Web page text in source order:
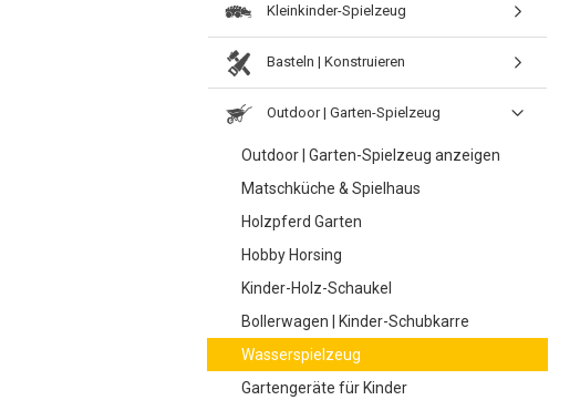
Kleinkinder-Spielzeug
Basteln | Konstruieren
Outdoor | Garten-Spielzeug
Outdoor | Garten-Spielzeug anzeigen
Matschküche & Spielhaus
Holzpferd Garten
Hobby Horsing
Kinder-Holz-Schaukel
Bollerwagen | Kinder-Schubkarre
Wasserspielzeug
Gartengeräte für Kinder